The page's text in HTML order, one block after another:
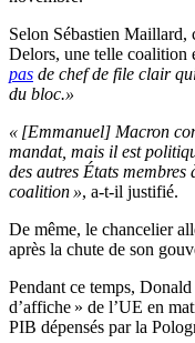
Selon Sébastien Maillard,
Delors, une telle coalition
pas de chef de file clair
du bloc.»
« [Emmanuel] Macron
mandat, mais il est
des autres États membres
coalition », a-t-il justifié.
De même, le chancelier
après la chute de son
Pendant ce temps,
d’affiche » de l’UE en
PIB dépensés par la